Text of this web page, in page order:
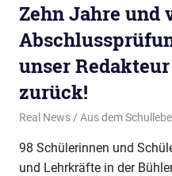
Zehn Jahre und
unser
zurück!
29. Juli 2026
Real News Aus dem
98 Schülerinnen und
und Lehrkräfte in der